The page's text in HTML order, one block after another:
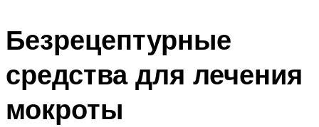
Безрецептурные
средства для лечения
мокроты